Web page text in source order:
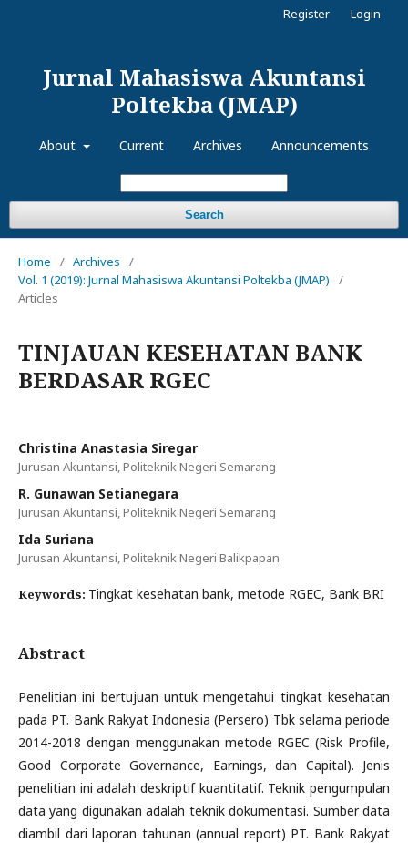
Jurnal Mahasiswa Akuntansi
Poltekba (JMAP)
About Current Archives Announcements
Search
Register Login
Home / Archives
/
Vol. 1 (2019): Jurnal Mahasiswa Akuntansi Poltekba (JMAP)
/
Articles
TINJAUAN KESEHATAN BANK
BERDASAR RGEC
Christina Anastasia Siregar
Jurusan Akuntansi, Politeknik Negeri Semarang
R. Gunawan Setianegara
Jurusan Akuntansi, Politeknik Negeri Semarang
Ida Suriana
Jurusan Akuntansi, Politeknik Negeri Balikpapan
Keywords: Tingkat kesehatan bank, metode RGEC, Bank BRI
Abstract
Penelitian ini bertujuan untuk mengetahui tingkat kesehatan
pada PT. Bank Rakyat Indonesia (Persero) Tbk selama periode
2014-2018 dengan menggunakan metode RGEC (Risk Profile,
Good Corporate Governance, Earnings, dan Capital). Jenis
penelitian ini adalah deskriptif kuantitatif. Teknik pengumpulan
data yang digunakan adalah teknik dokumentasi. Sumber data
diambil dari laporan tahunan (annual report) PT. Bank Rakyat